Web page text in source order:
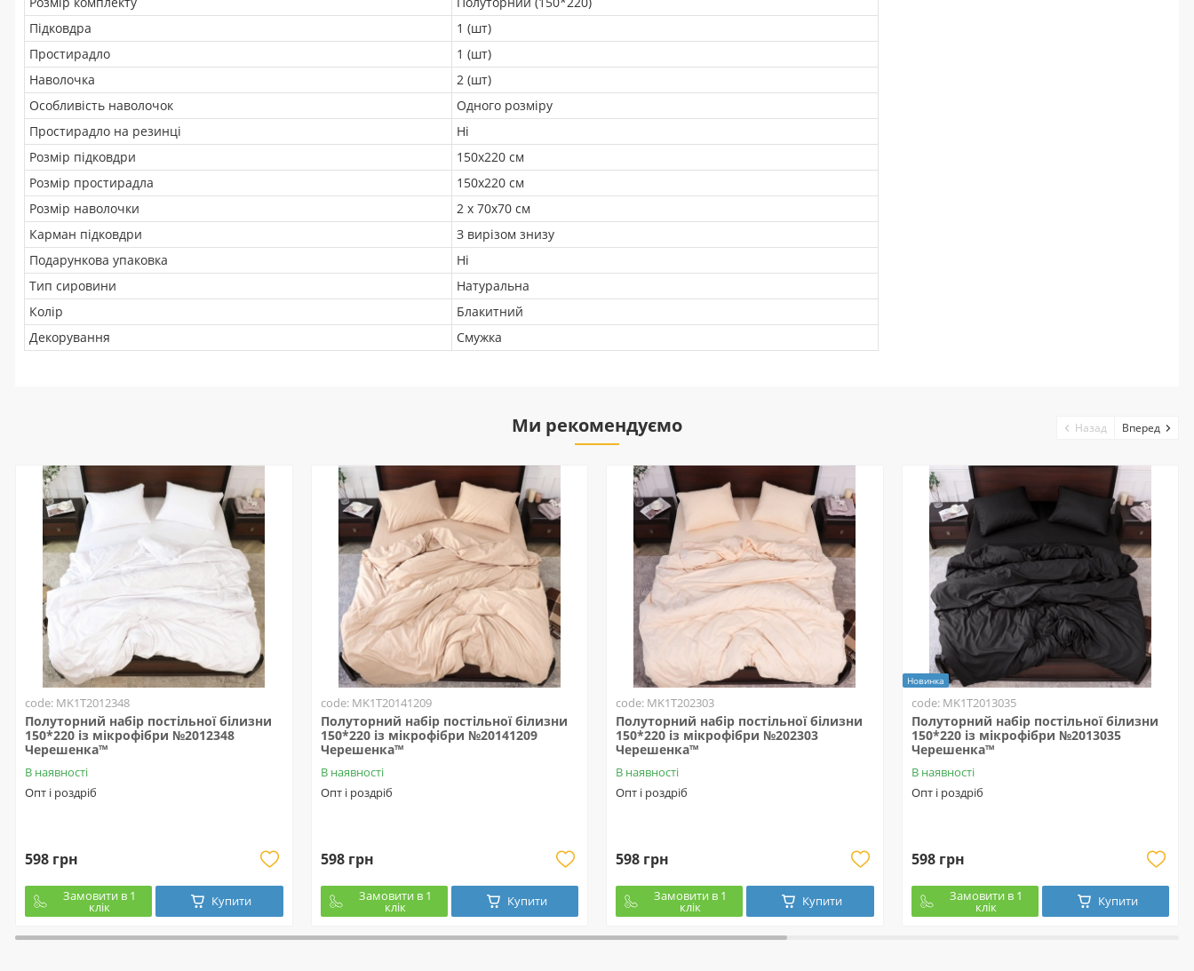
Підковдра
1 (шт)
Простирадло
1 (шт)
Наволочка
2 (шт)
Особливість наволочок
Одного розміру
Простирадло на резинці
Ні
Розмір підковдри
150х220 см
Розмір простирадла
150х220 см
Розмір наволочки
2 х 70х70 см
Карман підковдри
З вирізом знизу
Подарункова упаковка
Ні
Тип сировини
Натуральна
Колір
Блакитний
Декорування
Смужка
Ми рекомендуємо
code: MK1T2012348
Полуторний набір постільної білизни
150*220 із мікрофібри №2012348
Черешенка™
В наявності
Опт і роздріб
598 грн
Замовити в 1
клік Купити
code: MK1T20141209
Полуторний набір постільної білизни
150*220 із мікрофібри №20141209
Черешенка™
В наявності
Опт і роздріб
598 грн
Замовити в 1
клік Купити
code: MK1T202303
Полуторний набір постільної білизни
150*220 із мікрофібри №202303
Черешенка™
В наявності
Опт і роздріб
598 грн
Замовити в 1
клік Купити
Новинка
code: MK1T2013035
Полуторний набір постільної білизни
150*220 із мікрофібри №2013035
Черешенка™
В наявності
Опт і роздріб
598 грн
Замовити в 1
клік Купити
Назад Вперед